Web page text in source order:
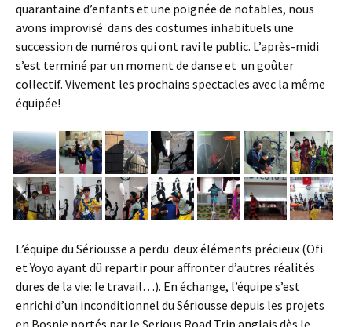
quarantaine d’enfants et une poignée de notables, nous
avons improvisé dans des costumes inhabituels une
succession de numéros qui ont ravi le public. L’après-midi
s’est terminé par un moment de danse et un goûter
collectif. Vivement les prochains spectacles avec la même
équipée!
L’équipe du Sériousse a perdu deux éléments précieux (Ofi
et Yoyo ayant dû repartir pour affronter d’autres réalités
dures de la vie: le travail…). En échange, l’équipe s’est
enrichi d’un inconditionnel du Sériousse depuis les projets
en Bosnie portés par le Serious Road Trip anglais dès le